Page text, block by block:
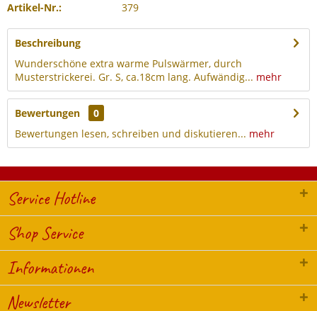
Artikel-Nr.: 379
Beschreibung
Wunderschöne extra warme Pulswärmer, durch
Musterstrickerei. Gr. S, ca.18cm lang. Aufwändig... mehr
Bewertungen
0
Bewertungen lesen, schreiben und diskutieren... mehr
Service Hotline
Shop Service
Informationen
Newsletter